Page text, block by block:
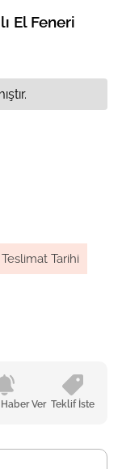
El Feneri
Tarihi
Ver Teklif İste